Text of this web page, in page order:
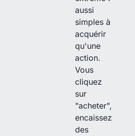
aussi
simples à
acquérir
qu'une
action.
Vous
cliquez
sur
"acheter",
encaissez
des